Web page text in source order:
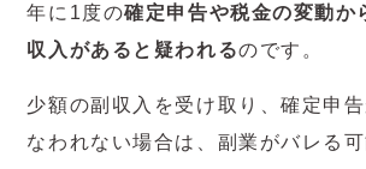
年に1度の確定申告や税金の変動か
収入があると疑われるのです。
少額の副収入を受け取り、確定申
なわれない場合は、副業がバレる